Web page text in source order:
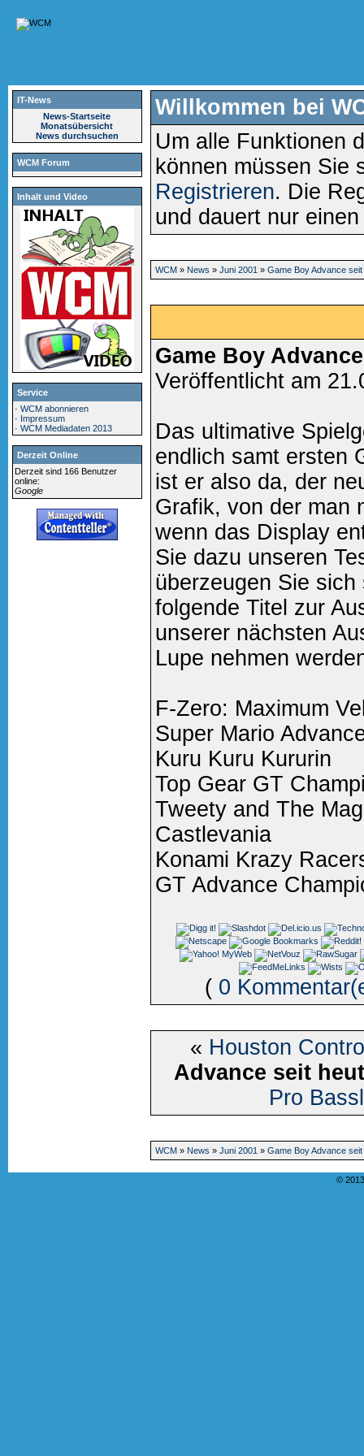
IT-News
News-Startseite
Monatsübersicht
News durchsuchen
WCM Forum
Inhalt und Video
Service
·WCM abonnieren
· Impressum
·WCM Mediadaten 2013
Derzeit Online
Derzeit sind 166 Benutzer
online:
Google
Willkommen bei
Um alle Funktionen
können müssen Sie
Registrieren. Die
und dauert nur
WCM» News » Juni 2001 » Game Boy Advance
Game Boy
Veröffentlicht am
Das ultimative
endlich samt ersten
ist er also da, der
Grafik, von der man
wenn das Display
Sie dazu unseren
überzeugen Sie
folgende Titel zur
unserer nächsten
Lupe nehmen
F-Zero: Maximum
Super Mario
Kuru Kuru Kururin
Top Gear GT
Tweety and The
Castlevania
Konami Krazy
GT Advance
( 0
« Houston
Advance seit
Pro
WCM » News » Juni 2001 » Game Boy Advance
©